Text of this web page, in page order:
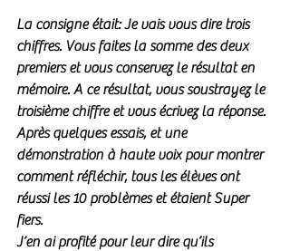
La consigne était: Je vais vous dire trois
chiffres. Vous faites la somme des deux
premiers et vous conservez le résultat en
mémoire. A ce résultat, vous soustrayez le
troisième chiffre et vous écrivez la réponse.
Après quelques essais, et une
démonstration à haute voix pour montrer
comment réfléchir, tous les élèves ont
réussi les 10 problèmes et étaient Super
fiers.
J’en ai profité pour leur dire qu’ils